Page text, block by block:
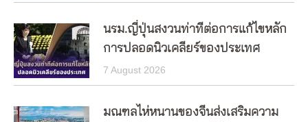
นรม.ญี่ปุ่นสงวนท่าทีต่อการแก้ไขหลัก
การปลอดนิวเคลียร์ของประเทศ
7 August 2026
มณฑลไห่หนานของจีนส่งเสริมความ